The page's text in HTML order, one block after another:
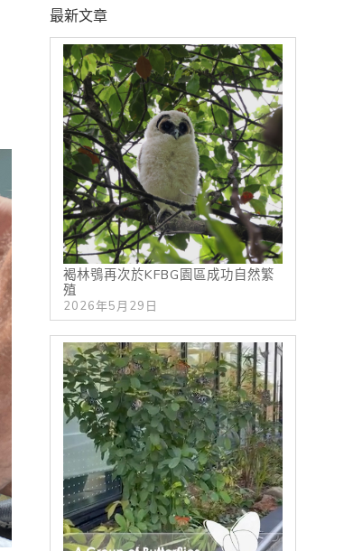
最新文章
褐林鴞再次於KFBG園區成功自然繁
殖
2026年5月29日